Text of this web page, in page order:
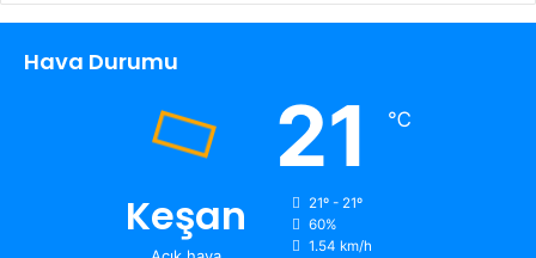
Hava Durumu
Keşan
21 ℃
21º - 21º
60%
1.54 km/h